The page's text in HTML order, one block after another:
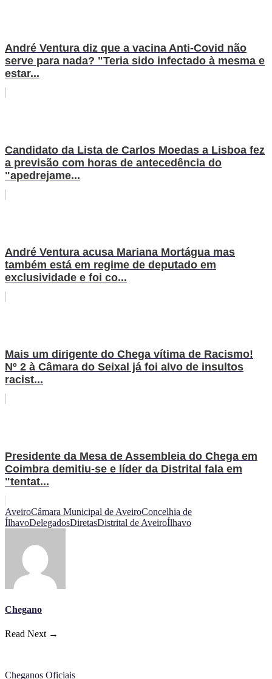
André Ventura diz que a vacina Anti-Covid não
serve para nada? "Teria sido infectado à mesma e
estar...
Candidato da Lista de Carlos Moedas a Lisboa fez
a previsão com horas de antecedência do
"apedrejame...
André Ventura acusa Mariana Mortágua mas
também está em regime de deputado em
exclusividade e foi co...
Mais um dirigente do Chega vítima de Racismo!
Nº 2 à Câmara do Seixal já foi alvo de insultos
racist...
Presidente da Mesa de Assembleia do Chega em
Coimbra demitiu-se e líder da Distrital fala em
"tentat...
AveiroCâmara Municipal de AveiroConcelhia de
ÍlhavoDelegadosDiretasDistrital de AveiroÍlhavo
Chegano
Read Next →
Cheganos Oficiais